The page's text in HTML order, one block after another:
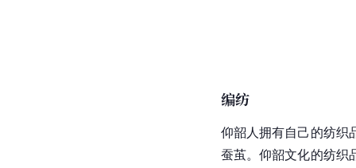
编纺
仰韶人拥有自己的纺织
蚕茧。仰韶文化的纺织